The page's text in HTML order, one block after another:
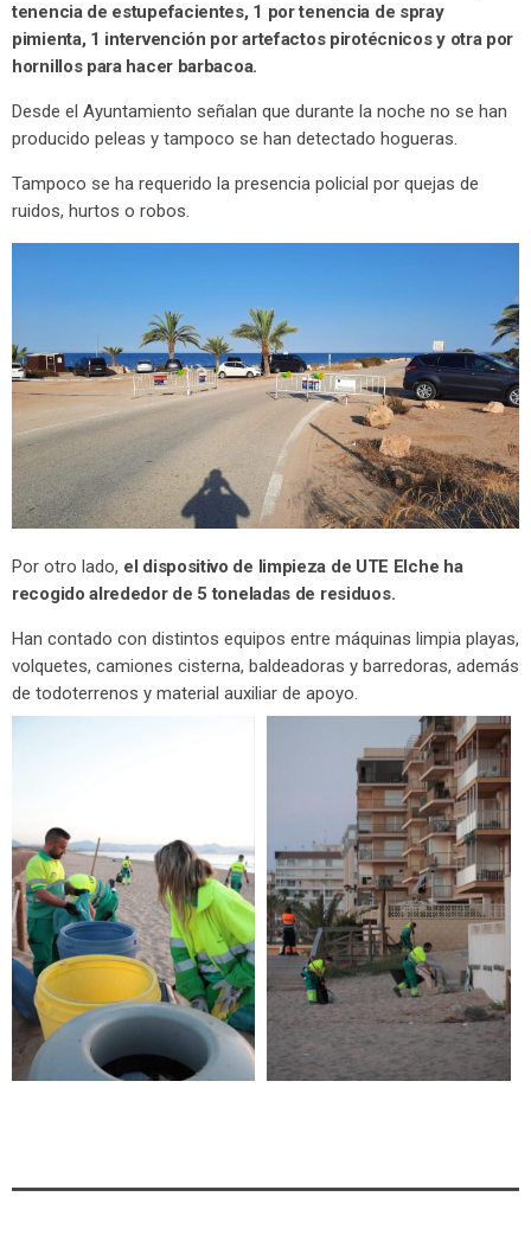
tenencia de estupefacientes, 1 por tenencia de spray
pimienta, 1 intervención por artefactos pirotécnicos y otra por
hornillos para hacer barbacoa.
Desde el Ayuntamiento señalan que durante la noche no se han
producido peleas y tampoco se han detectado hogueras.
Tampoco se ha requerido la presencia policial por quejas de
ruidos, hurtos o robos.
Por otro lado, el dispositivo de limpieza de UTE Elche ha
recogido alrededor de 5 toneladas de residuos.
Han contado con distintos equipos entre máquinas limpia playas,
volquetes, camiones cisterna, baldeadoras y barredoras, además
de todoterrenos y material auxiliar de apoyo.